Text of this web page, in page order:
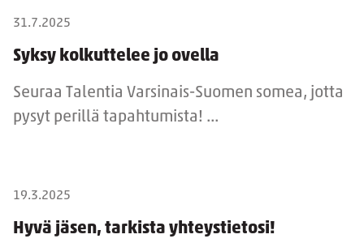
31.7.2025
Syksy kolkuttelee jo ovella
Seuraa Talentia Varsinais-Suomen somea, jotta
pysyt perillä tapahtumista! ...
19.3.2025
Hyvä jäsen, tarkista yhteystietosi!